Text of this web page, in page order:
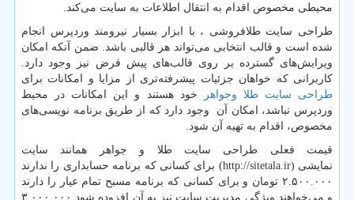
محیطی مخصوص اقدام به انتقال اطلاعات به سایت می‌کند
طراحی سایت طلافروشی ، با ابزار بسیار نیرومند وردپرس انجام
شده است و قالب انتخابی می‌تواند هر قالبی باشد. ضمن آنکه امکان
ویرایش‌های گسترده بر روی قالب‌های پیش فرض نیز وجود دارد.
کاربرانی که خواهان جزئیات پیشرفته‌تری از مزایا و امکانات برای
طراحی سایت طلا وجواهر
خود هستند و این امکانات در محیط
وردپرس نباشد، امکان آن وجود دارد که از طریق برنامه نویسی‌های
مخصوص، اقدام به تهیه آن شود.
قیمت فعلی طراحی سایت طلا و جواهر همانند سایت
نمایشی (http://sitetala.ir) برای کسانی که برنامه حسابداری را ندارند
۲.۵۰۰.۰۰۰ تومان و برای کسانی که برنامه مسبح تمام عیار را دارند
و می‌خواهند ویژگی مدیریت سایت نیز به آن افزوده شود ۳.۰۰۰.۰۰۰